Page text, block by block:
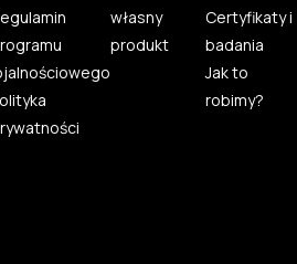
własny
produkt
Certyfikaty i
badania
Jak to
robimy?